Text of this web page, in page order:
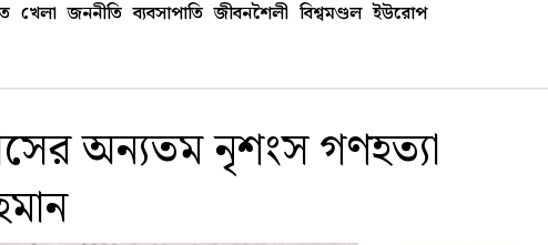
খেলা জননীতি ব্যবসাপাতি জীবনশৈলী বিশ্বমণ্ডল ইউরোপ
অন্যতম নৃশংস গণহত্যা